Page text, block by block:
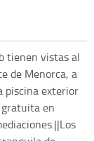
tienen vistas al
de Menorca, a
piscina exterior
en